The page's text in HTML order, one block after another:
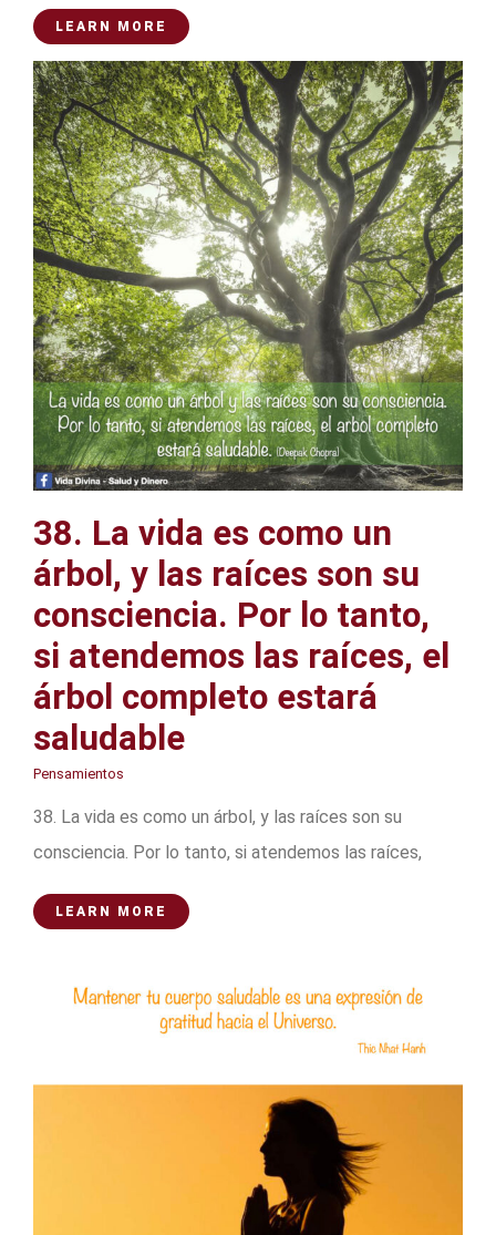
LEARN MORE
38. La vida es como un
árbol, y las raíces son su
consciencia. Por lo tanto,
si atendemos las raíces, el
árbol completo estará
saludable
Pensamientos
38. La vida es como un árbol, y las raíces son su
consciencia. Por lo tanto, si atendemos las raíces,
LEARN MORE